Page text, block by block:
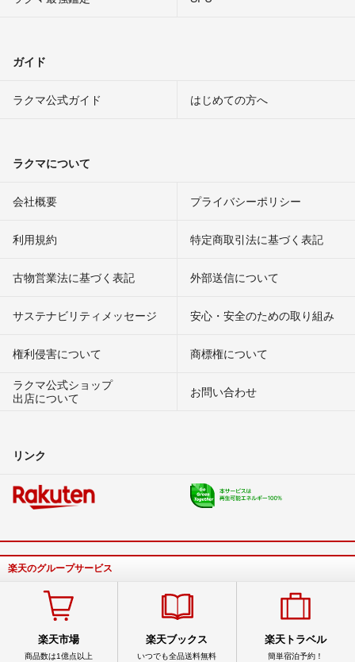
ガイド
ラクマ公式ガイド はじめての方へ
ラクマについて
会社概要 プライバシーポリシー
利用規約 特定商取引法に基づく表記
古物営業法に基づく表記 外部送信について
サステナビリティメッセージ 安心・安全のための取り組み
権利侵害について
商標権について
ラクマ公式ショップ
出店について
お問い合わせ
リンク
楽天のグループサービス
楽天市場
商品数は1億点以上
楽天ブックス
いつでも全品送料無料
楽天トラベル
簡単宿泊予約！